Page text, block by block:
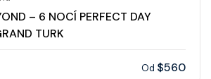
– 6 NOCÍ PERFECT DAY
TURK
Od $560